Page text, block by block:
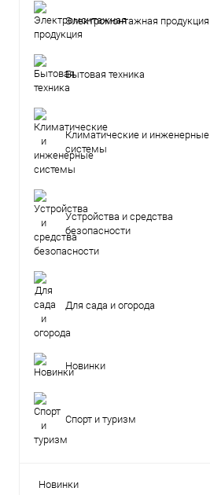
Электромонтажная продукция
Бытовая техника
Климатические и инженерные
системы
Устройства и средства
безопасности
Для сада и огорода
Новинки
Спорт и туризм
Новинки